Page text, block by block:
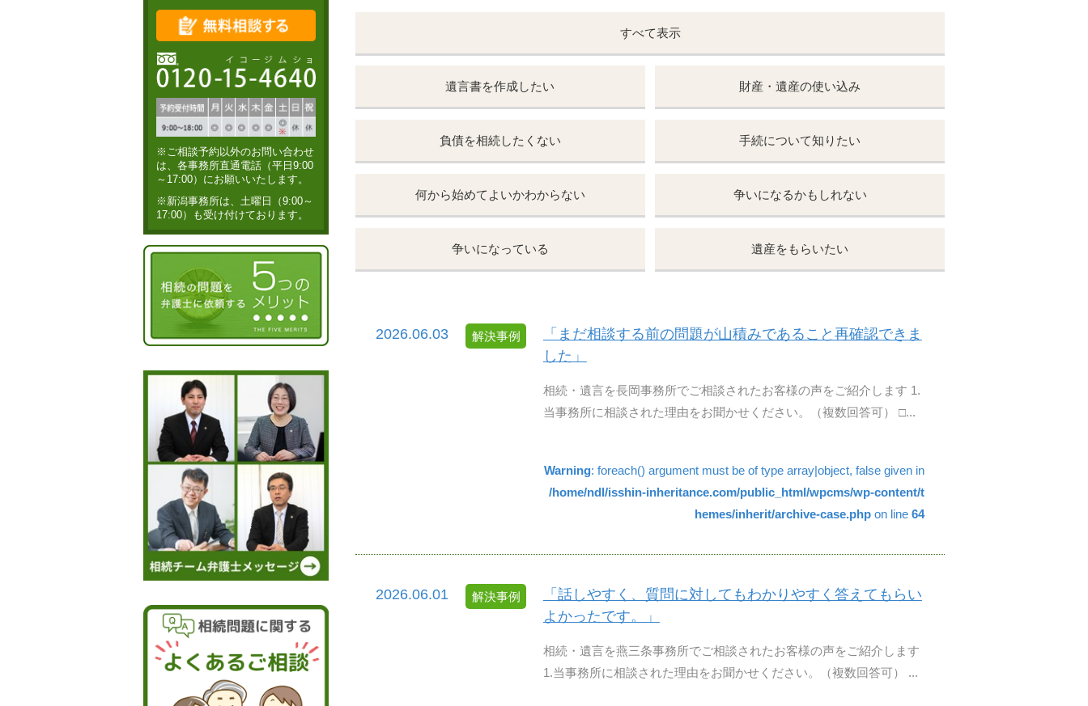
すべて表示
遺言書を作成したい 財産・遺産の使い込み
負債を相続したくない 手続について知りたい
何から始めてよいかわからない 争いになるかもしれない
争いになっている 遺産をもらいたい
2026.06.03 解決事例
「まだ相談する前の問題が山積みであること再確認できま
した」
相続・遺言を長岡事務所でご相談されたお客様の声をご紹介します 1.
当事務所に相談された理由をお聞かせください。（複数回答可） □...
Warning: foreach() argument must be of type array|object, false given in
/home/ndl/isshin-inheritance.com/public_html/wpcms/wp-content/t
hemes/inherit/archive-case.php on line 64
2026.06.01 解決事例
「話しやすく、質問に対してもわかりやすく答えてもらい
よかったです。」
相続・遺言を燕三条事務所でご相談されたお客様の声をご紹介します
1.当事務所に相談された理由をお聞かせください。（複数回答可） ...
※ご相談予約以外のお問い合わせ
は、各事務所直通電話（平日9:00
～17:00）にお願いいたします。
※新潟事務所は、土曜日（9:00～
17:00）も受け付けております。